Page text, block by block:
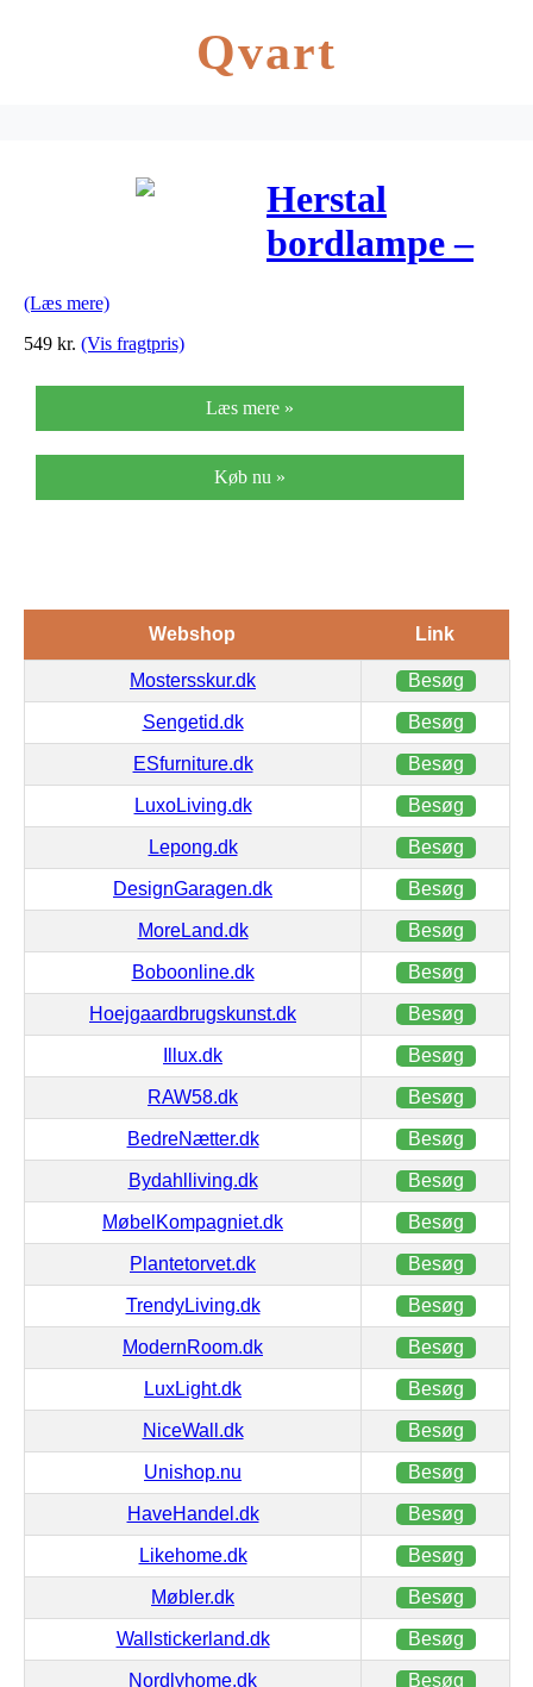
Qvart
Herstal
bordlampe –
(Læs mere)
549 kr. (Vis fragtpris)
Læs mere »
Køb nu »
Webshop Link
Mostersskur.dk Besøg
Sengetid.dk Besøg
ESfurniture.dk Besøg
LuxoLiving.dk Besøg
Lepong.dk Besøg
DesignGaragen.dk Besøg
MoreLand.dk Besøg
Boboonline.dk Besøg
Hoejgaardbrugskunst.dk Besøg
Illux.dk Besøg
RAW58.dk Besøg
BedreNætter.dk Besøg
Bydahlliving.dk Besøg
MøbelKompagniet.dk Besøg
Plantetorvet.dk Besøg
TrendyLiving.dk Besøg
ModernRoom.dk Besøg
LuxLight.dk Besøg
NiceWall.dk Besøg
Unishop.nu Besøg
HaveHandel.dk Besøg
Likehome.dk Besøg
Møbler.dk Besøg
Wallstickerland.dk Besøg
Nordlyhome.dk Besøg